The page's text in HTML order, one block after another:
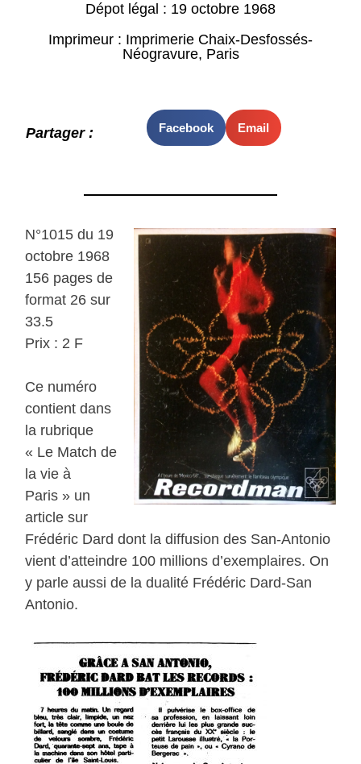
Dépot légal : 19 octobre 1968
Imprimeur : Imprimerie Chaix-Desfossés-
Néogravure, Paris
Partager : Facebook Email
N°1015 du 19
octobre 1968
156 pages de
format 26 sur
33.5
Prix : 2 F
Ce numéro
contient dans
la rubrique
« Le Match de
la vie à
Paris » un
article sur
Frédéric Dard dont la diffusion des San-Antonio
vient d’atteindre 100 millions d’exemplaires. On
y parle aussi de la dualité Frédéric Dard-San
Antonio.